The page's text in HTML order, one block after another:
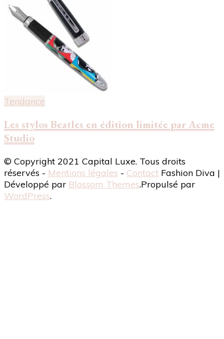
Tendance
Les stylos Beatles en édition limitée par Acme
Studio
© Copyright 2021 Capital Luxe. Tous droits
réservés - Mentions légales - Contact Fashion Diva |
Développé par Blossom Themes.Propulsé par
WordPress.